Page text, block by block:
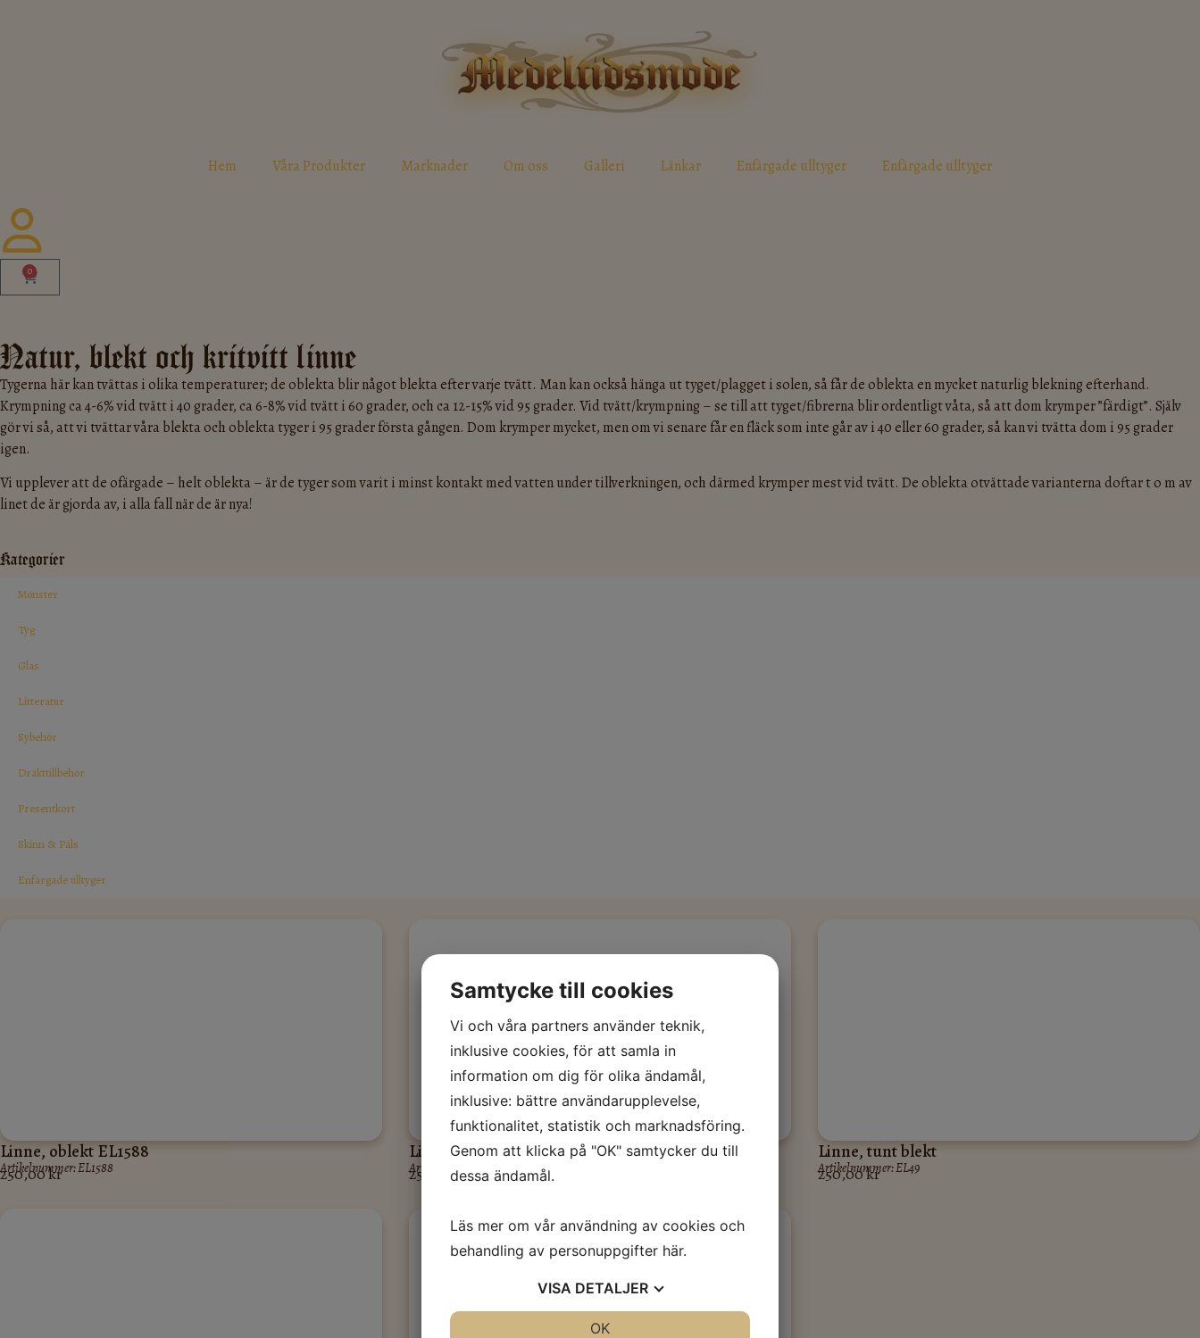
Hem Våra Produkter Marknader Om oss Galleri Länkar Enfärgade ulltyger Enfärgade ulltyger
0
Natur, blekt och kritvitt linne
Tygerna här kan tvättas i olika temperaturer; de oblekta blir något blekta efter varje tvätt. Man kan också hänga ut tyget/plagget i solen, så får de oblekta en mycket naturlig blekning efterhand.
Krympning ca 4-6% vid tvätt i 40 grader, ca 6-8% vid tvätt i 60 grader, och ca 12-15% vid 95 grader. Vid tvätt/krympning – se till att tyget/fibrerna blir ordentligt våta, så att dom krymper ”färdigt”. Själv
gör vi så, att vi tvättar våra blekta och oblekta tyger i 95 grader första gången. Dom krymper mycket, men om vi senare får en fläck som inte går av i 40 eller 60 grader, så kan vi tvätta dom i 95 grader
igen.
Vi upplever att de ofärgade – helt oblekta – är de tyger som varit i minst kontakt med vatten under tillverkningen, och därmed krymper mest vid tvätt. De oblekta otvättade varianterna doftar t o m av
linet de är gjorda av, i alla fall när de är nya!
Kategorier
Mönster
Tyg
Glas
Litteratur
Sybehör
Dräkttillbehör
Presentkort
Skinn & Päls
Enfärgade ulltyger
Linne, oblekt EL1588
Artikelnummer: EL1588
250,00kr
Linne, Samir, oblekt
Artikelnummer: EL29
250,00kr
Linne, tunt blekt
Artikelnummer: EL49
250,00kr
Samtycke till cookies
Vi och våra partners använder teknik,
inklusive cookies, för att samla in
information om dig för olika ändamål,
inklusive: bättre användarupplevelse,
funktionalitet, statistik och marknadsföring.
Genom att klicka på "OK" samtycker du till
dessa ändamål.
Läs mer om vår användning av cookies och
behandling av personuppgifter här.
VISA DETALJER
OK